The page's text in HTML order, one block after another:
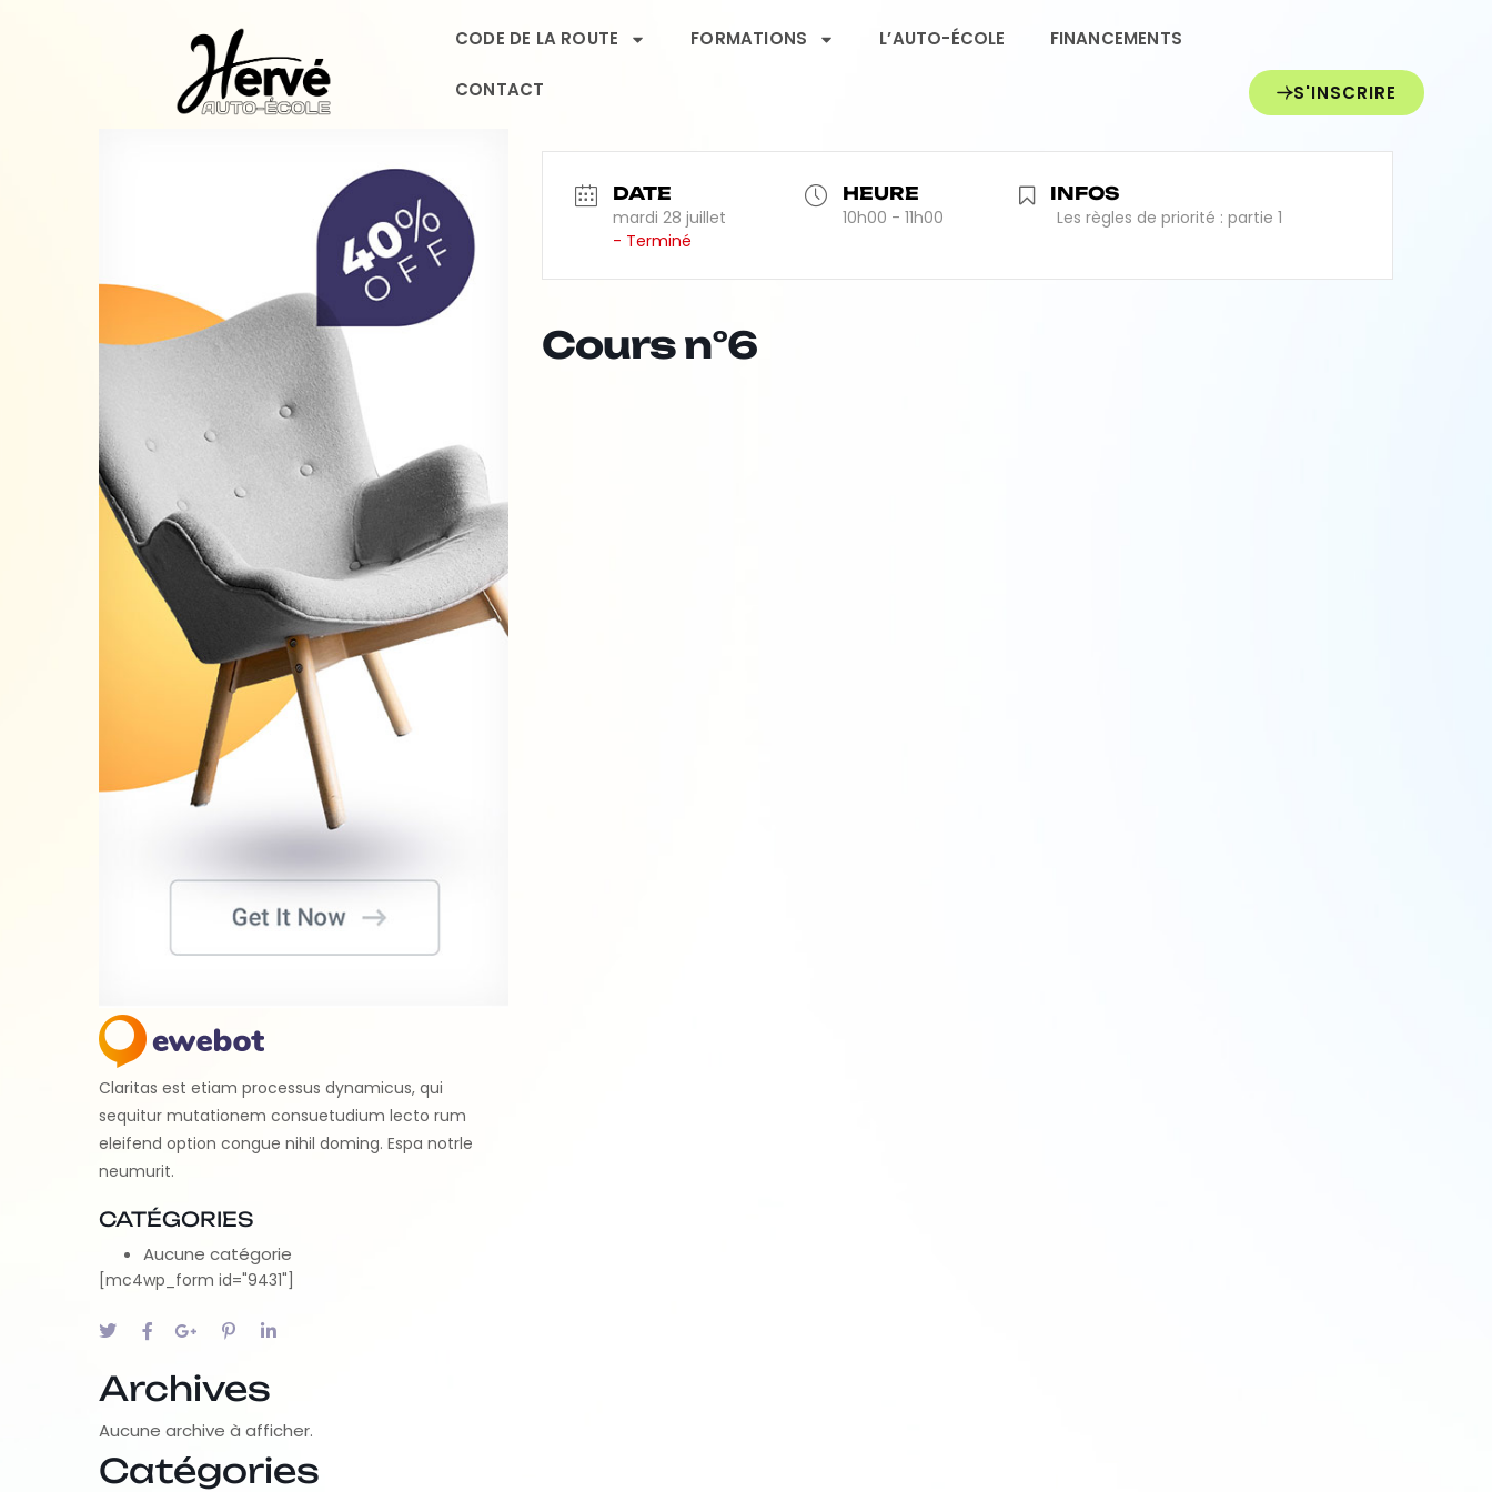
CODE DE LA ROUTE FORMATIONS L’AUTO-ÉCOLE FINANCEMENTS
CONTACT S'INSCRIRE
Claritas est etiam processus dynamicus, qui
sequitur mutationem consuetudium lecto rum
eleifend option congue nihil doming. Espa notrle
neumurit.
CATÉGORIES
Aucune catégorie
[mc4wp_form id="9431"]
Archives
Aucune archive à afficher.
Catégories
DATE
mardi 28 juillet
- Terminé
HEURE
10h00 - 11h00
INFOS
Les règles de priorité : partie 1
Cours n°6